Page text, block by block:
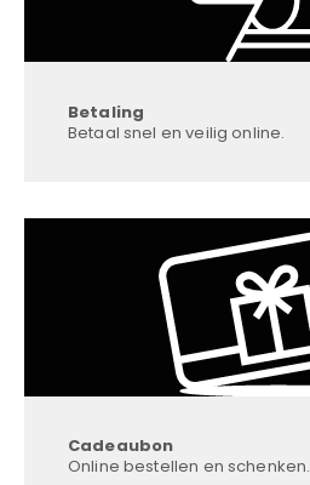
Betaling
Betaal snel en veilig online.
Cadeaubon
Online bestellen en schenken.